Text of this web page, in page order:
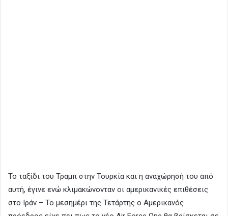
Το ταξίδι του Τραμπ στην Τουρκία και η αναχώρησή του από
αυτή, έγινε ενώ κλιμακώνονταν οι αμερικανικές επιθέσεις
στο Ιράν – Το μεσημέρι της Τετάρτης ο Αμερικανός